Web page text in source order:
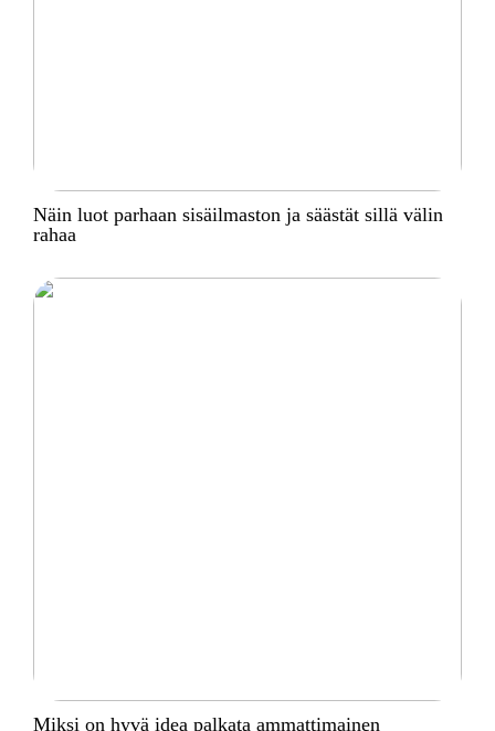
Näin luot parhaan sisäilmaston ja säästät sillä välin
rahaa
Miksi on hyvä idea palkata ammattimainen